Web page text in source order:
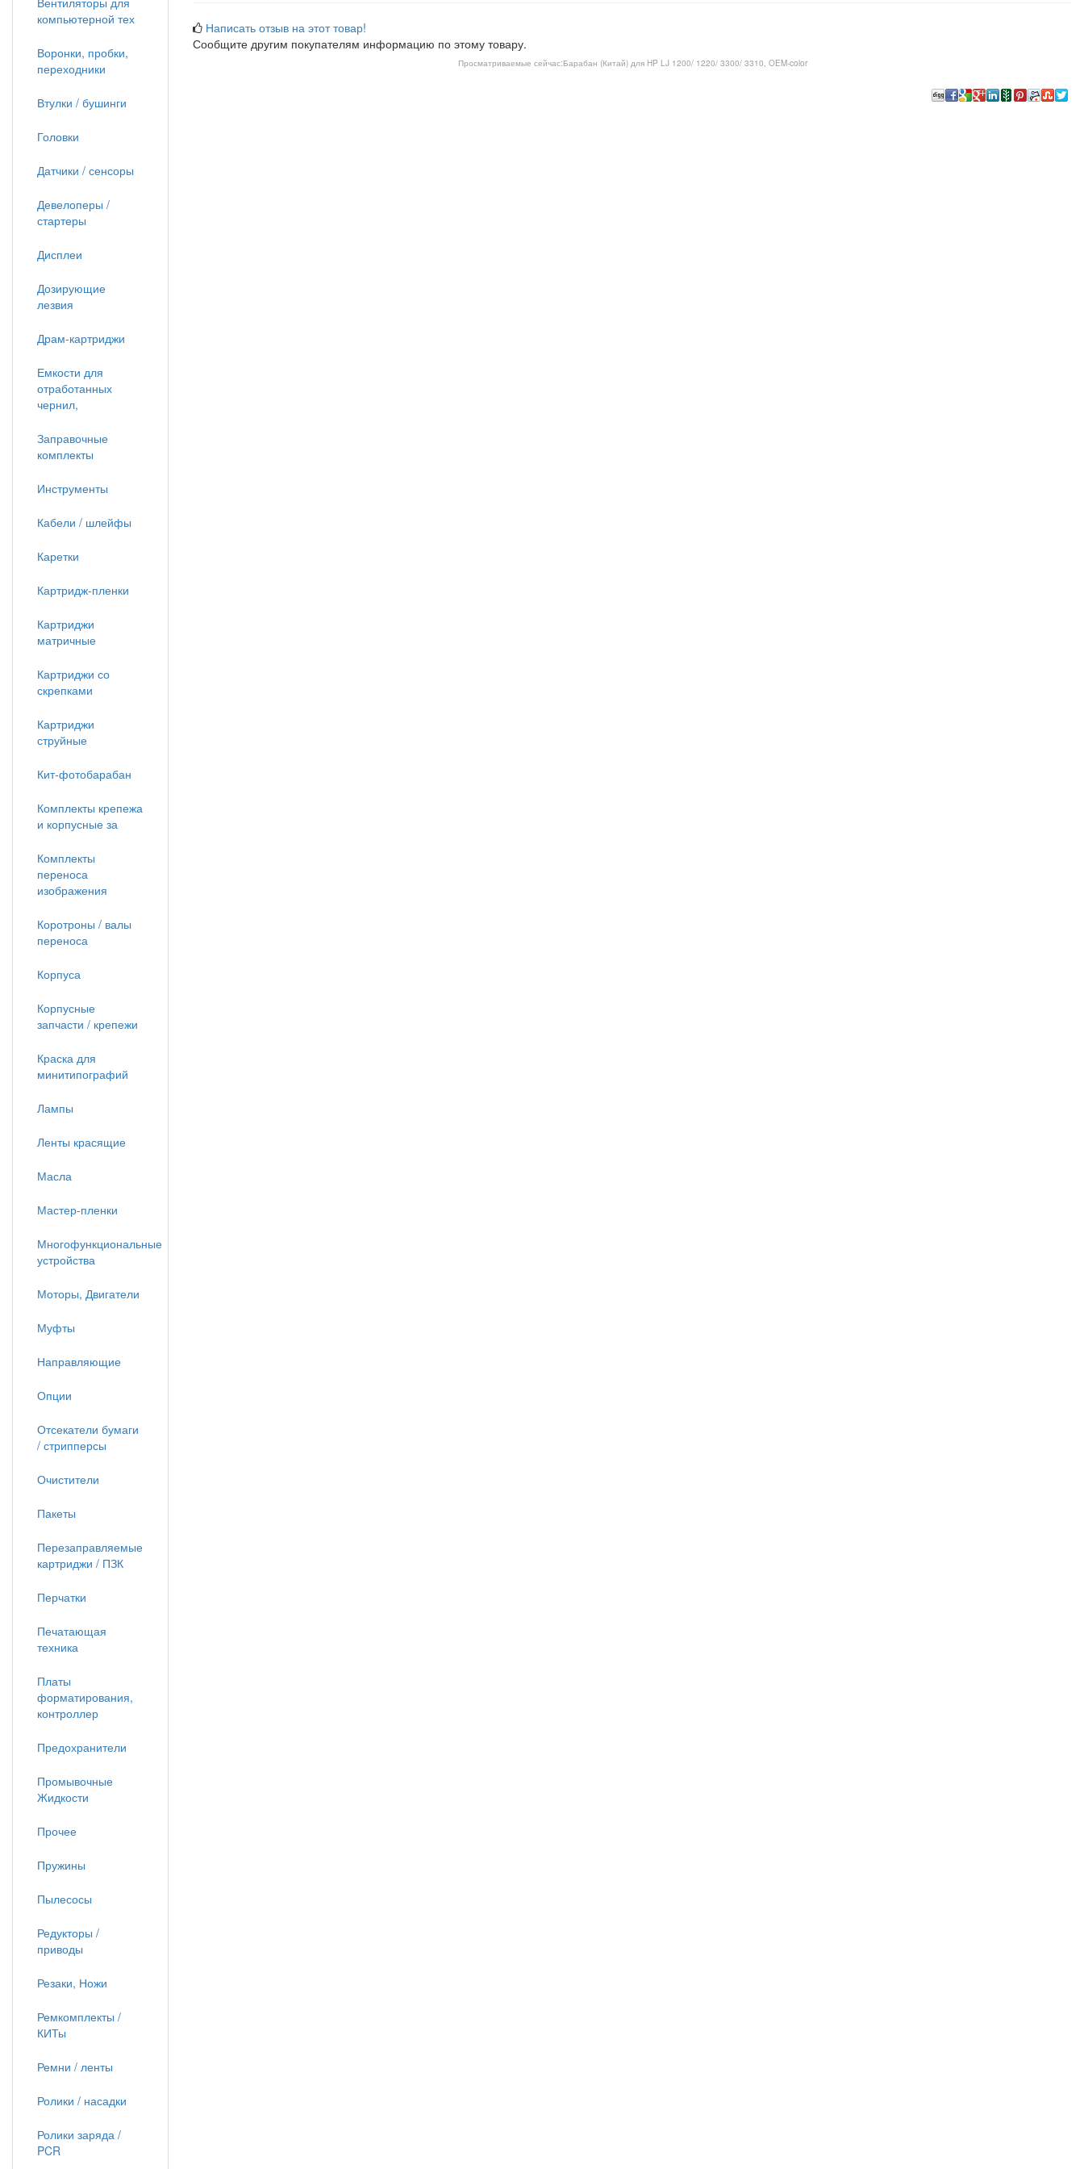
Написать отзыв на этот товар!
Сообщите другим покупателям информацию по этому товару.
Просматриваемые сейчас:Барабан (Китай) для HP LJ 1200/ 1220/ 3300/ 3310, OEM-color
компьютерной тех
Воронки, пробки,
переходники
Втулки / бушинги
Головки
Датчики / сенсоры
Девелоперы /
стартеры
Дисплеи
Дозирующие
лезвия
Драм-картриджи
Емкости для
отработанных
чернил,
Заправочные
комплекты
Инструменты
Кабели / шлейфы
Каретки
Картридж-пленки
Картриджи
матричные
Картриджи со
скрепками
Картриджи
струйные
Кит-фотобарабан
Комплекты крепежа
и корпусные за
Комплекты
переноса
изображения
Коротроны / валы
переноса
Корпуса
Корпусные
запчасти / крепежи
Краска для
минитипографий
Лампы
Ленты красящие
Масла
Мастер-пленки
Многофункциональные
устройства
Моторы, Двигатели
Муфты
Направляющие
Опции
Отсекатели бумаги
/ стрипперсы
Очистители
Пакеты
Перезаправляемые
картриджи / ПЗК
Перчатки
Печатающая
техника
Платы
форматирования,
контроллер
Предохранители
Промывочные
Жидкости
Прочее
Пружины
Пылесосы
Редукторы /
приводы
Резаки, Ножи
Ремкомплекты /
КИТы
Ремни / ленты
Ролики / насадки
Ролики заряда /
PCR